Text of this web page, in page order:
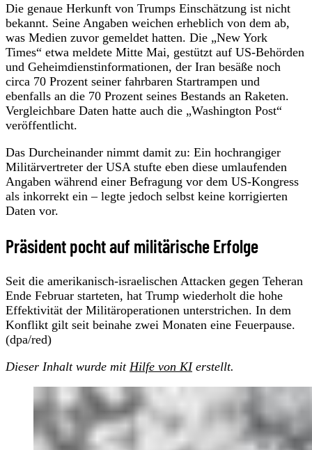
Die genaue Herkunft von Trumps Einschätzung ist nicht
bekannt. Seine Angaben weichen erheblich von dem ab,
was Medien zuvor gemeldet hatten. Die „New York
Times“ etwa meldete Mitte Mai, gestützt auf US-Behörden
und Geheimdienstinformationen, der Iran besäße noch
circa 70 Prozent seiner fahrbaren Startrampen und
ebenfalls an die 70 Prozent seines Bestands an Raketen.
Vergleichbare Daten hatte auch die „Washington Post“
veröffentlicht.
Das Durcheinander nimmt damit zu: Ein hochrangiger
Militärvertreter der USA stufte eben diese umlaufenden
Angaben während einer Befragung vor dem US-Kongress
als inkorrekt ein – legte jedoch selbst keine korrigierten
Daten vor.
Präsident pocht auf militärische Erfolge
Seit die amerikanisch-israelischen Attacken gegen Teheran
Ende Februar starteten, hat Trump wiederholt die hohe
Effektivität der Militäroperationen unterstrichen. In dem
Konflikt gilt seit beinahe zwei Monaten eine Feuerpause.
(dpa/red)
Dieser Inhalt wurde mit Hilfe von KIerstellt.